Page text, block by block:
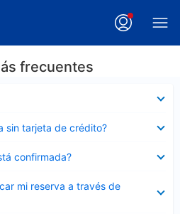
frecuentes
sin tarjeta de crédito?
confirmada?
mi reserva a través de